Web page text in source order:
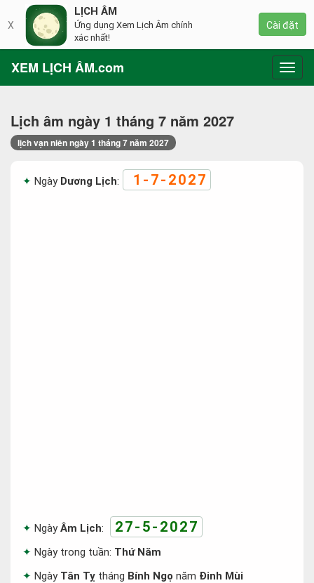
XEM LỊCH ÂM.com
Lịch âm ngày 1 tháng 7 năm 2027
lịch vạn niên ngày 1 tháng 7 năm 2027
Ngày Dương Lịch: 1-7-2027
NgàyÂm Lịch: 27-5-2027
Ngày trong tuần: Thứ Năm
Ngày Tân Tỵ tháng Bính Ngọ năm Đinh Mùi
X
LỊCH ÂM
Ứng dụng Xem Lịch Âm chính
xác nhất!
Cài đặt